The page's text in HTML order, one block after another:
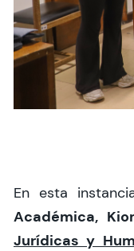
En esta
Académica,
Jurídicas y